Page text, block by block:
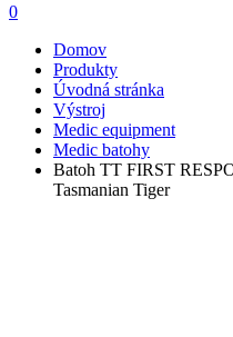
0
Domov
Produkty
Úvodná stránka
Výstroj
Medic equipment
Medic batohy
Batoh TT FIRST
Tasmanian Tiger